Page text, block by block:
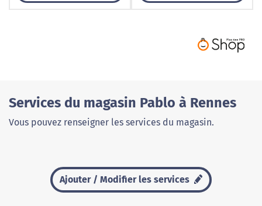
Services du magasin Pablo à Rennes
Vous pouvez renseigner les services du magasin.
Ajouter / Modifier les services